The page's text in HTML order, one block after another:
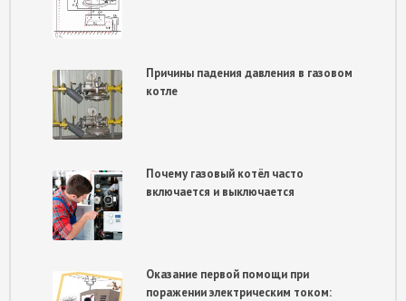
Причины падения давления в газовом
котле
Почему газовый котёл часто
включается и выключается
Оказание первой помощи при
поражении электрическим током: